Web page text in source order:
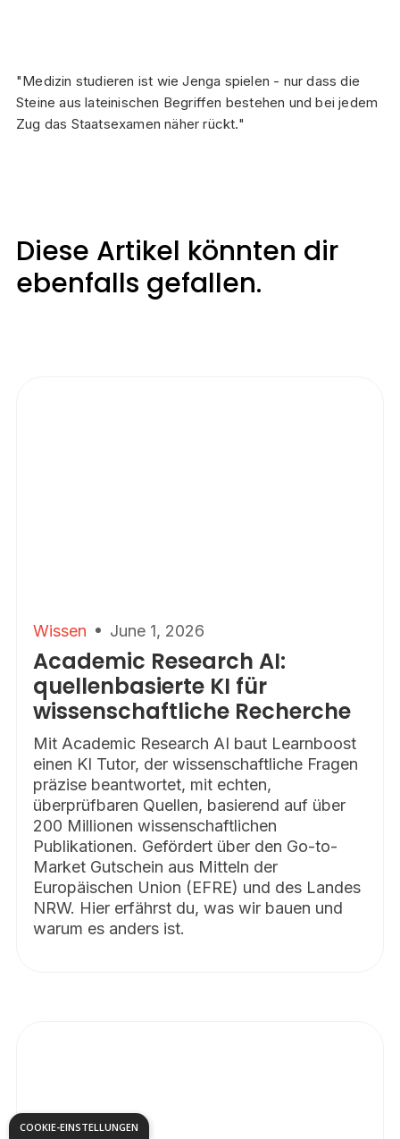
"Medizin studieren ist wie Jenga spielen - nur dass die
Steine aus lateinischen Begriffen bestehen und bei jedem
Zug das Staatsexamen näher rückt."
Diese Artikel könnten dir
ebenfalls gefallen.
Wissen June 1, 2026
Academic Research AI:
quellenbasierte KI für
wissenschaftliche Recherche
Mit Academic Research AI baut Learnboost
einen KI Tutor, der wissenschaftliche Fragen
präzise beantwortet, mit echten,
überprüfbaren Quellen, basierend auf über
200 Millionen wissenschaftlichen
Publikationen. Gefördert über den Go-to-
Market Gutschein aus Mitteln der
Europäischen Union (EFRE) und des Landes
NRW. Hier erfährst du, was wir bauen und
warum es anders ist.
COOKIE-EINSTELLUNGEN